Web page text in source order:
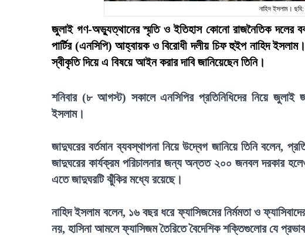
নাহিদ ইসলাম।
জুলাই গণ-অভ্যুত্থানের স্মৃতি ও ইতিহাস কোনো রাজনৈতিক দলের
পার্টির (এনসিপি) আহ্বায়ক ও বিরোধী দলীয় চিফ হুইপ নাহিদ
স্বীকৃতি দিয়ে এ বিষয়ে আইন করার দাবি জানিয়েছেন তিনি।
শনিবার (৮ আগস্ট) সকালে এনসিপির প্রতিনিধিদের নিয়ে জুলাই
ইসলাম।
জাদুঘরের বর্তমান ব্যবস্থাপনা নিয়ে উদ্বেগ জানিয়ে তিনি বলেন,
জাদুঘরের কার্যক্রম পরিচালনার জন্য অন্তত ২০০ জনবল দরকার
এতে জাদুঘরটি ঝুঁকির মধ্যে রয়েছে।
নাহিদ ইসলাম বলেন, ১৬ বছর ধরে ফ্যাসিজমের নির্মমতা ও
নয়, হাসিনা আমলে ফ্যাসিজম তৈরিতে বৈদেশিক শক্তিগুলোর যে